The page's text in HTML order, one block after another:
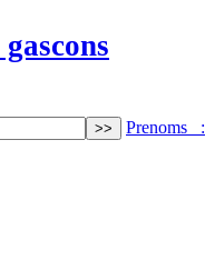
Prenoms :